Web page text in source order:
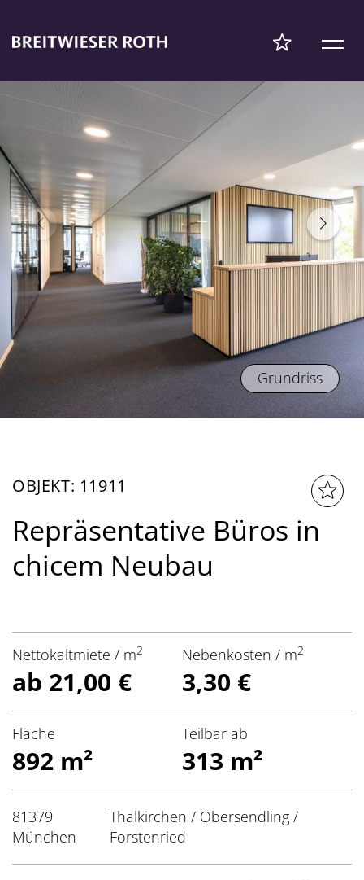
Grundriss
OBJEKT: 11911
Repräsentative Büros in
chicem Neubau
Nettokaltmiete / m2
ab 21,00 €
Nebenkosten / m2
3,30 €
Fläche
892 m²
Teilbar ab
313 m²
81379
München
Thalkirchen / Obersendling /
Forstenried